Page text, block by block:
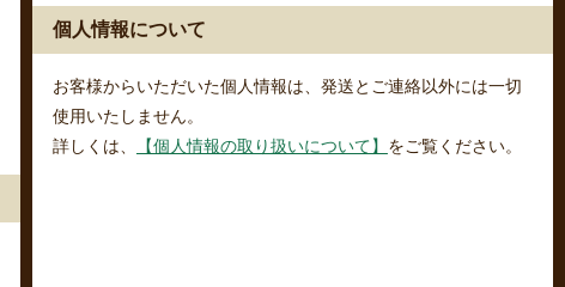
個人情報について
お客様からいただいた個人情報は、発送とご連絡以外には一切
使用いたしません。
詳しくは、
【個人情報の取り扱いについて】 をご覧ください。